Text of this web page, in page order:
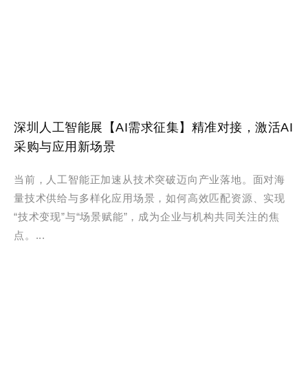
深圳人工智能展【AI需求征集】精准对接，激活AI
采购与应用新场景
当前，人工智能正加速从技术突破迈向产业落地。面对海
量技术供给与多样化应用场景，如何高效匹配资源、实现
“技术变现”与“场景赋能”，成为企业与机构共同关注的焦
点。...